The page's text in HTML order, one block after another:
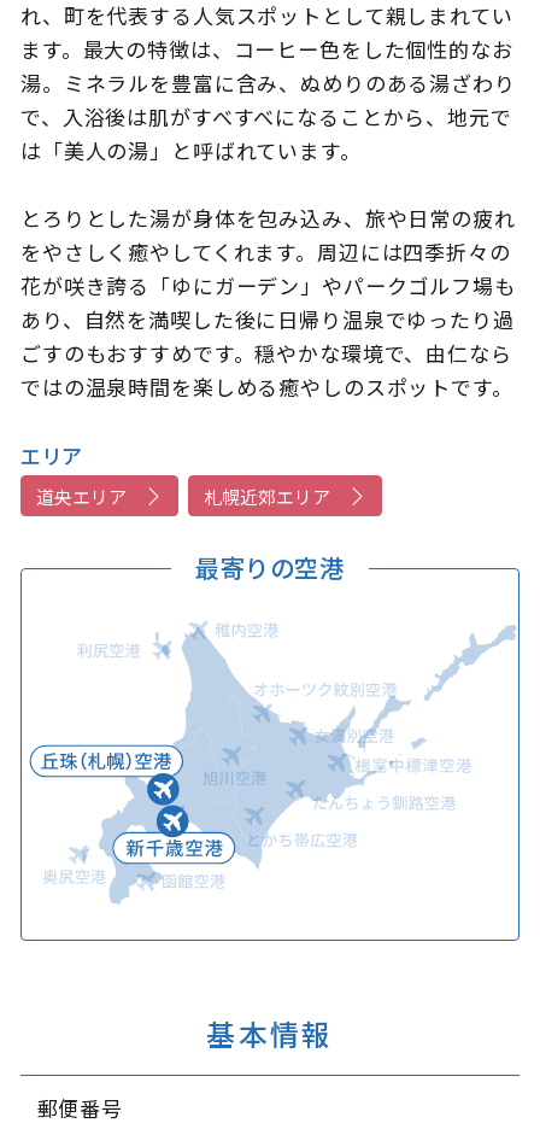
お問い合わせ
Languages
れ、町を代表する人気スポットとして親しまれてい
ます。最大の特徴は、コーヒー色をした個性的なお
湯。ミネラルを豊富に含み、ぬめりのある湯ざわり
で、入浴後は肌がすべすべになることから、地元で
は「美人の湯」と呼ばれています。
とろりとした湯が身体を包み込み、旅や日常の疲れ
をやさしく癒やしてくれます。周辺には四季折々の
花が咲き誇る「ゆにガーデン」やパークゴルフ場も
あり、自然を満喫した後に日帰り温泉でゆったり過
ごすのもおすすめです。穏やかな環境で、由仁なら
ではの温泉時間を楽しめる癒やしのスポットです。
エリア
道央エリア 札幌近郊エリア
最寄りの空港
基本情報
郵便番号